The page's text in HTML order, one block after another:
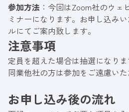
参加方法 ：今回はZoom社のウェ
ミナーになります。お申し込み
ルにてご案内致します。
注意事項
定員を超えた場合は抽選になりま
同業他社の方は参加をご遠慮いた
お申し込み後の流れ